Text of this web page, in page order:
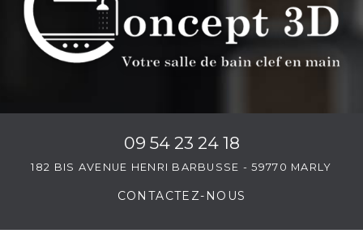
principal
09 54 23 24 18
182 BIS AVENUE HENRI BARBUSSE - 59770 MARLY
CONTACTEZ- NOUS